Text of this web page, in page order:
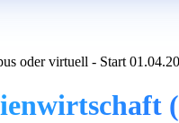
oder virtuell - Start